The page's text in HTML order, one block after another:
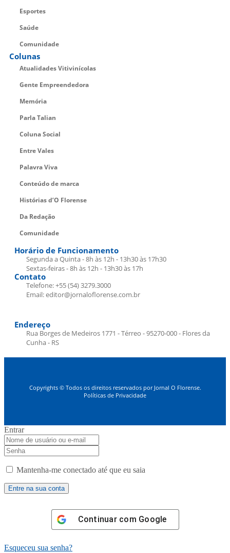
Esportes
Saúde
Comunidade
Colunas
Atualidades Vitivinícolas
Gente Empreendedora
Memória
Parla Talian
Coluna Social
Entre Vales
Palavra Viva
Conteúdo de marca
Histórias d’O Florense
Da Redação
Comunidade
Horário de Funcionamento
Segunda a Quinta - 8h às 12h - 13h30 às 17h30
Sextas-feiras - 8h às 12h - 13h30 às 17h
Contato
Telefone: +55 (54) 3279.3000
Email: editor@jornaloflorense.com.br
Endereço
Rua Borges de Medeiros 1771 - Térreo - 95270-000 - Flores da
Cunha - RS
Copyrights © Todos os direitos reservados por Jornal O Florense.
Políticas de Privacidade
Entrar
Mantenha-me conectado até que eu saia
Continuar com Google
Esqueceu sua senha?